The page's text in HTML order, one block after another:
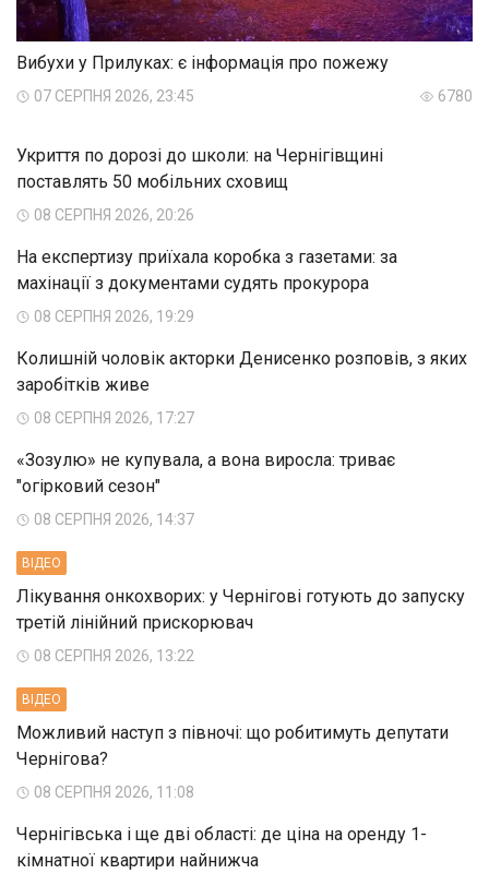
Вибухи у Прилуках: є інформація про пожежу
07 СЕРПНЯ 2026, 23:45 6780
Укриття по дорозі до школи: на Чернігівщині
поставлять 50 мобільних сховищ
08 СЕРПНЯ 2026, 20:26
На експертизу приїхала коробка з газетами: за
махінації з документами судять прокурора
08 СЕРПНЯ 2026, 19:29
Колишній чоловік акторки Денисенко розповів, з яких
заробітків живе
08 СЕРПНЯ 2026, 17:27
«Зозулю» не купувала, а вона виросла: триває
"огірковий сезон"
08 СЕРПНЯ 2026, 14:37
ВIДЕО
Лікування онкохворих: у Чернігові готують до запуску
третій лінійний прискорювач
08 СЕРПНЯ 2026, 13:22
ВIДЕО
Можливий наступ з півночі: що робитимуть депутати
Чернігова?
08 СЕРПНЯ 2026, 11:08
Чернігівська і ще дві області: де ціна на оренду 1-
кімнатної квартири найнижча